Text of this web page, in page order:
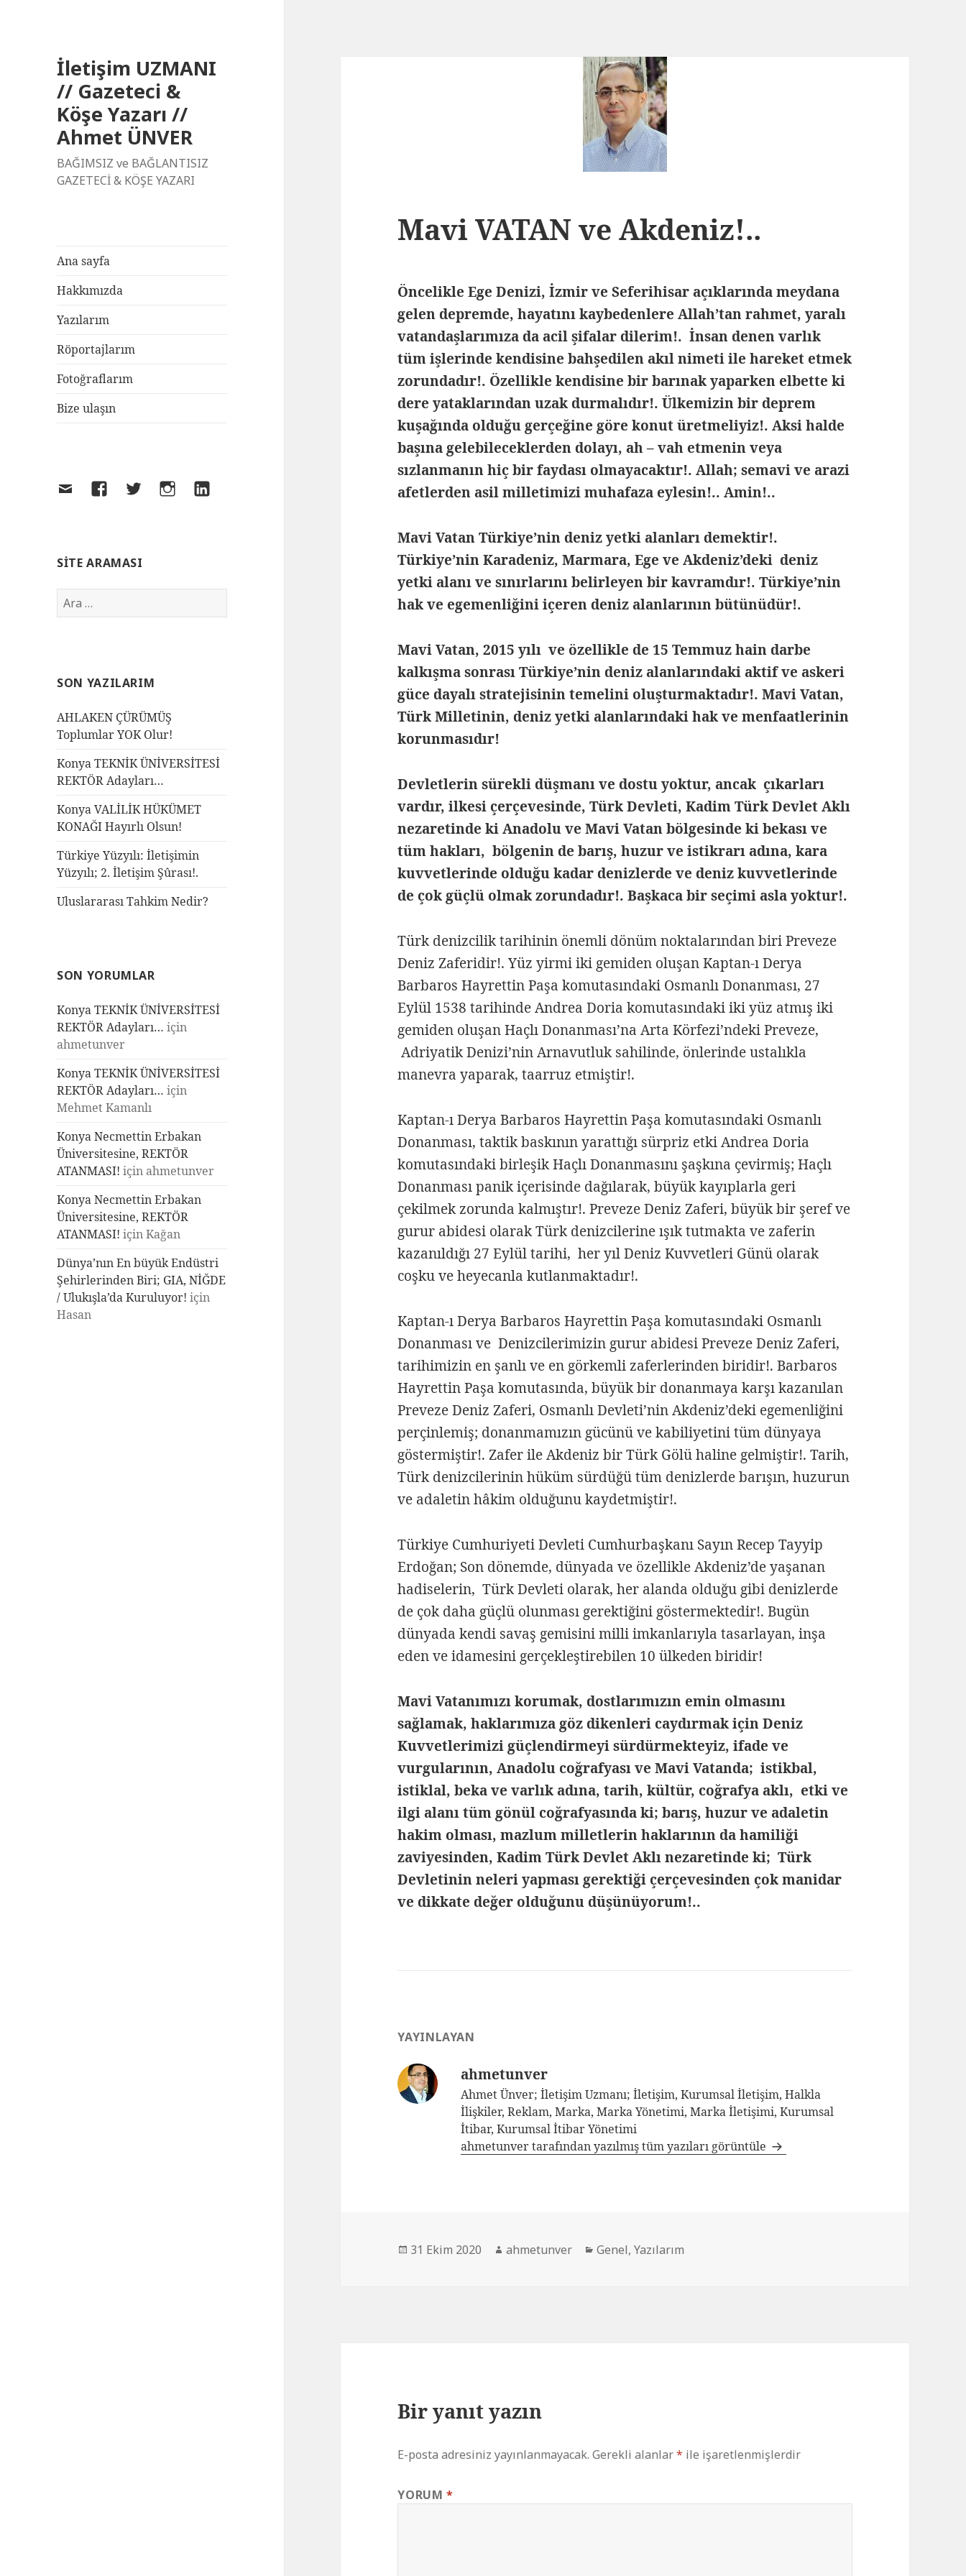
İletişim UZMANI
// Gazeteci &
Köşe Yazarı //
Ahmet ÜNVER
BAĞIMSIZ ve BAĞLANTISIZ
GAZETECİ & KÖŞE YAZARI
Ana sayfa
Hakkımızda
Yazılarım
Röportajlarım
Fotoğraflarım
Bize ulaşın
SITE ARAMASI
SON YAZILARIM
AHLAKEN ÇÜRÜMÜŞ
Toplumlar YOK Olur!
Konya TEKNİK ÜNİVERSİTESİ
REKTÖR Adayları…
Konya VALİLİK HÜKÜMET
KONAĞI Hayırlı Olsun!
Türkiye Yüzyılı: İletişimin
Yüzyılı; 2. İletişim Şûrası!.
Uluslararası Tahkim Nedir?
SON YORUMLAR
Konya TEKNİK ÜNİVERSİTESİ
REKTÖR Adayları… için
ahmetunver
Konya TEKNİK ÜNİVERSİTESİ
REKTÖR Adayları… için
Mehmet Kamanlı
Konya Necmettin Erbakan
Üniversitesine, REKTÖR
ATANMASI! için ahmetunver
Konya Necmettin Erbakan
Üniversitesine, REKTÖR
ATANMASI! içinKağan
Dünya’nın En büyük Endüstri
Şehirlerinden Biri; GIA, NİĞDE
/ Ulukışla’da Kuruluyor! için
Hasan
Mavi VATAN ve Akdeniz!..
Öncelikle Ege Denizi, İzmir ve Seferihisar açıklarında meydana
gelen depremde, hayatını kaybedenlere Allah’tan rahmet, yaralı
vatandaşlarımıza da acil şifalar dilerim!. İnsan denen varlık
tüm işlerinde kendisine bahşedilen akıl nimeti ile hareket etmek
zorundadır!. Özellikle kendisine bir barınak yaparken elbette ki
dere yataklarından uzak durmalıdır!. Ülkemizin bir deprem
kuşağında olduğu gerçeğine göre konut üretmeliyiz!. Aksi halde
başına gelebileceklerden dolayı, ah – vah etmenin veya
sızlanmanın hiç bir faydası olmayacaktır!. Allah; semavi ve arazi
afetlerden asil milletimizi muhafaza eylesin!.. Amin!..
Mavi Vatan Türkiye’nin deniz yetki alanları demektir!.
Türkiye’nin Karadeniz, Marmara, Ege ve Akdeniz’deki deniz
yetki alanı ve sınırlarını belirleyen bir kavramdır!. Türkiye’nin
hak ve egemenliğini içeren deniz alanlarının bütünüdür!.
Mavi Vatan, 2015 yılı ve özellikle de 15 Temmuz hain darbe
kalkışma sonrası Türkiye’nin deniz alanlarındaki aktif ve askeri
güce dayalı stratejisinin temelini oluşturmaktadır!. Mavi Vatan,
Türk Milletinin, deniz yetki alanlarındaki hak ve menfaatlerinin
korunmasıdır!
Devletlerin sürekli düşmanı ve dostu yoktur, ancak çıkarları
vardır, ilkesi çerçevesinde, Türk Devleti, Kadim Türk Devlet Aklı
nezaretinde ki Anadolu ve Mavi Vatan bölgesinde ki bekası ve
tüm hakları, bölgenin de barış, huzur ve istikrarı adına, kara
kuvvetlerinde olduğu kadar denizlerde ve deniz kuvvetlerinde
de çok güçlü olmak zorundadır!. Başkaca bir seçimi asla yoktur!.
Türk denizcilik tarihinin önemli dönüm noktalarından biri Preveze
Deniz Zaferidir!. Yüz yirmi iki gemiden oluşan Kaptan-ı Derya
Barbaros Hayrettin Paşa komutasındaki Osmanlı Donanması, 27
Eylül 1538 tarihinde Andrea Doria komutasındaki iki yüz atmış iki
gemiden oluşan Haçlı Donanması’na Arta Körfezi’ndeki Preveze,
Adriyatik Denizi’nin Arnavutluk sahilinde, önlerinde ustalıkla
manevra yaparak, taarruz etmiştir!.
Kaptan-ı Derya Barbaros Hayrettin Paşa komutasındaki Osmanlı
Donanması, taktik baskının yarattığı sürpriz etki Andrea Doria
komutasındaki birleşik Haçlı Donanmasını şaşkına çevirmiş; Haçlı
Donanması panik içerisinde dağılarak, büyük kayıplarla geri
çekilmek zorunda kalmıştır!. Preveze Deniz Zaferi, büyük bir şeref ve
gurur abidesi olarak Türk denizcilerine ışık tutmakta ve zaferin
kazanıldığı 27 Eylül tarihi, her yıl Deniz Kuvvetleri Günü olarak
coşku ve heyecanla kutlanmaktadır!.
Kaptan-ı Derya Barbaros Hayrettin Paşa komutasındaki Osmanlı
Donanması ve Denizcilerimizin gurur abidesi Preveze Deniz Zaferi,
tarihimizin en şanlı ve en görkemli zaferlerinden biridir!. Barbaros
Hayrettin Paşa komutasında, büyük bir donanmaya karşı kazanılan
Preveze Deniz Zaferi, Osmanlı Devleti’nin Akdeniz’deki egemenliğini
perçinlemiş; donanmamızın gücünü ve kabiliyetini tüm dünyaya
göstermiştir!. Zafer ile Akdeniz bir Türk Gölü haline gelmiştir!. Tarih,
Türk denizcilerinin hüküm sürdüğü tüm denizlerde barışın, huzurun
ve adaletin hâkim olduğunu kaydetmiştir!.
Türkiye Cumhuriyeti Devleti Cumhurbaşkanı Sayın Recep Tayyip
Erdoğan; Son dönemde, dünyada ve özellikle Akdeniz’de yaşanan
hadiselerin, Türk Devleti olarak, her alanda olduğu gibi denizlerde
de çok daha güçlü olunması gerektiğini göstermektedir!. Bugün
dünyada kendi savaş gemisini milli imkanlarıyla tasarlayan, inşa
eden ve idamesini gerçekleştirebilen 10 ülkeden biridir!
Mavi Vatanımızı korumak, dostlarımızın emin olmasını
sağlamak, haklarımıza göz dikenleri caydırmak için Deniz
Kuvvetlerimizi güçlendirmeyi sürdürmekteyiz, ifade ve
vurgularının, Anadolu coğrafyası ve Mavi Vatanda; istikbal,
istiklal, beka ve varlık adına, tarih, kültür, coğrafya aklı, etki ve
ilgi alanı tüm gönül coğrafyasında ki; barış, huzur ve adaletin
hakim olması, mazlum milletlerin haklarının da hamiliği
zaviyesinden, Kadim Türk Devlet Aklı nezaretinde ki; Türk
Devletinin neleri yapması gerektiği çerçevesinden çok manidar
ve dikkate değer olduğunu düşünüyorum!..
YAYINLAYAN
ahmetunver
Ahmet Ünver; İletişim Uzmanı; İletişim, Kurumsal İletişim, Halkla
İlişkiler, Reklam, Marka, Marka Yönetimi, Marka İletişimi, Kurumsal
İtibar, Kurumsal İtibar Yönetimi
ahmetunver tarafından yazılmış tüm yazıları görüntüle
31 Ekim 2020 ahmetunver Genel,Yazılarım
Bir yanıt yazın
E-posta adresiniz yayınlanmayacak. Gerekli alanlar* ile işaretlenmişlerdir
YORUM*